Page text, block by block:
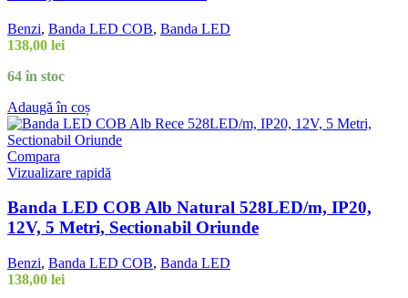
Benzi, Banda LED COB, Banda LED
138,00 lei
64 în stoc
Adaugă în coș
Compara
Vizualizare rapidă
Banda LED COB Alb Natural 528LED/m, IP20,
12V, 5 Metri, Sectionabil Oriunde
Benzi, Banda LED COB, Banda LED
138,00 lei